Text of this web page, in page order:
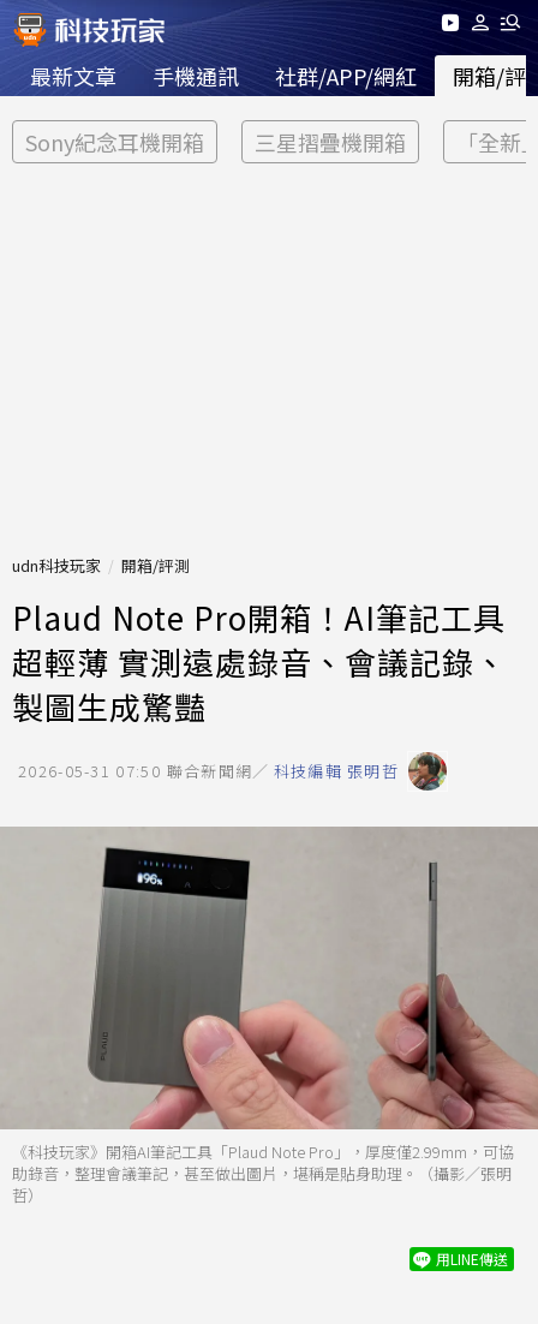
最新文章 手機通訊 社群/APP/網紅 開箱/評
Sony紀念耳機開箱 三星摺疊機開箱 「全新
udn科技玩家 開箱/評測
Plaud Note Pro開箱！AI筆記工具
超輕薄 實測遠處錄音、會議記錄、
製圖生成驚豔
2026-05-31 07:50 聯合新聞網／ 科技編輯 張明哲
《科技玩家》開箱AI筆記工具「Plaud Note Pro」，厚度僅2.99mm，可協
助錄音，整理會議筆記，甚至做出圖片，堪稱是貼身助理。（攝影／張明
哲）
用LINE傳送